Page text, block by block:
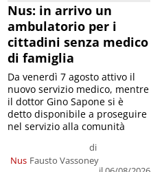
Nus: in arrivo un
ambulatorio per i
cittadini senza medico
di famiglia
Nus
di
Fausto Vassoney
Da venerdì 7 agosto attivo il
nuovo servizio medico, mentre
il dottor Gino Sapone si è
detto disponibile a proseguire
nel servizio alla comunità